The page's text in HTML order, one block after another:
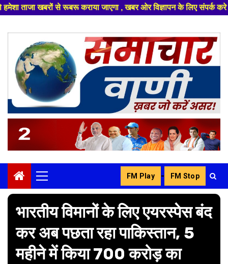
जाएगा , खबर ओर विज्ञापन के लिए संपर्क करे +91 8329626839
content
Primary
Menu
FM Play - FM Stop
भारतीय विमानों के लिए एयरस्पेस बंद
कर अब पछता रहा पाकिस्तान, 5
महीने में किया 700 करोड़ का